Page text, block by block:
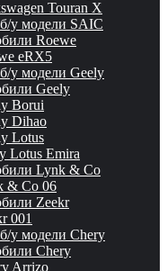
Touran X
у модели SAIC
Roewe
eRX5
у модели Geely
Geely
Borui
Dihao
Lotus
Lotus Emira
Lynk & Co
& Co 06
Zeekr
001
у модели Chery
Chery
Arrizo